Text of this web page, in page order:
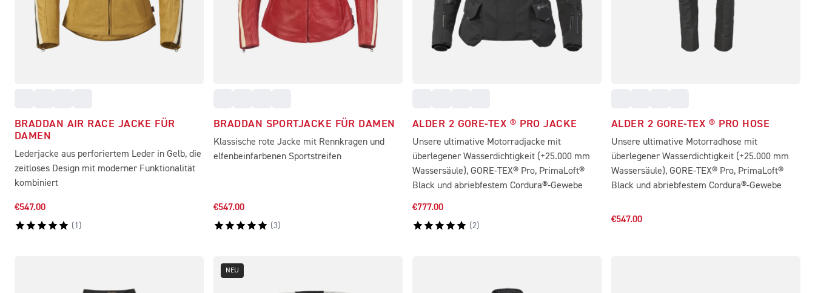
BRADDAN AIR RACE JACKE FÜR
DAMEN
Lederjacke aus perforiertem Leder in Gelb, die
zeitloses Design mit moderner Funktionalität
kombiniert
€547.00
( 1 )
BRADDAN SPORTJACKE FÜR DAMEN
Klassische rote Jacke mit Rennkragen und
elfenbeinfarbenen Sportstreifen
€547.00
(3)
ALDER 2 GORE‑TEX ® PRO JACKE
Unsere ultimative Motorradjacke mit
überlegener Wasserdichtigkeit (+25.000 mm
Wassersäule), GORE-TEX® Pro, PrimaLoft®
Black und abriebfestem Cordura®-Gewebe
€777.00
(2)
ALDER 2 GORE‑TEX ® PRO HOSE
Unsere ultimative Motorradhose mit
überlegener Wasserdichtigkeit (+25.000 mm
Wassersäule), GORE-TEX® Pro, PrimaLoft®
Black und abriebfestem Cordura®-Gewebe
€547.00
NEU